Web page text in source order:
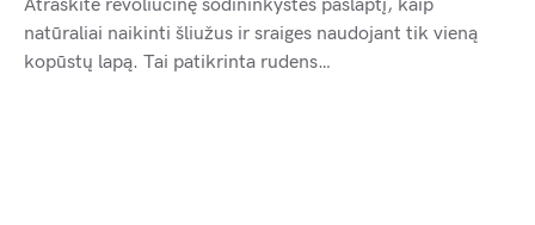
Atraskite revoliucinę sodininkystės paslaptį, kaip
natūraliai naikinti šliužus ir sraiges naudojant tik vieną
kopūstų lapą. Tai patikrinta rudens…